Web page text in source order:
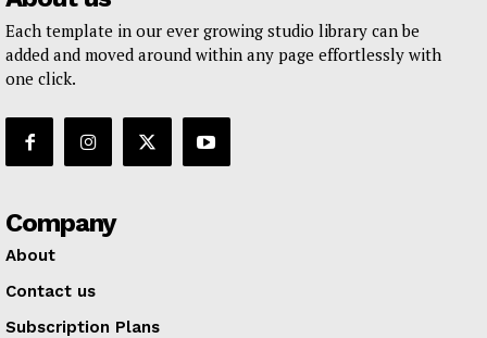
Each template in our ever growing studio library can be
added and moved around within any page effortlessly with
one click.
Company
About
Contact us
Subscription Plans